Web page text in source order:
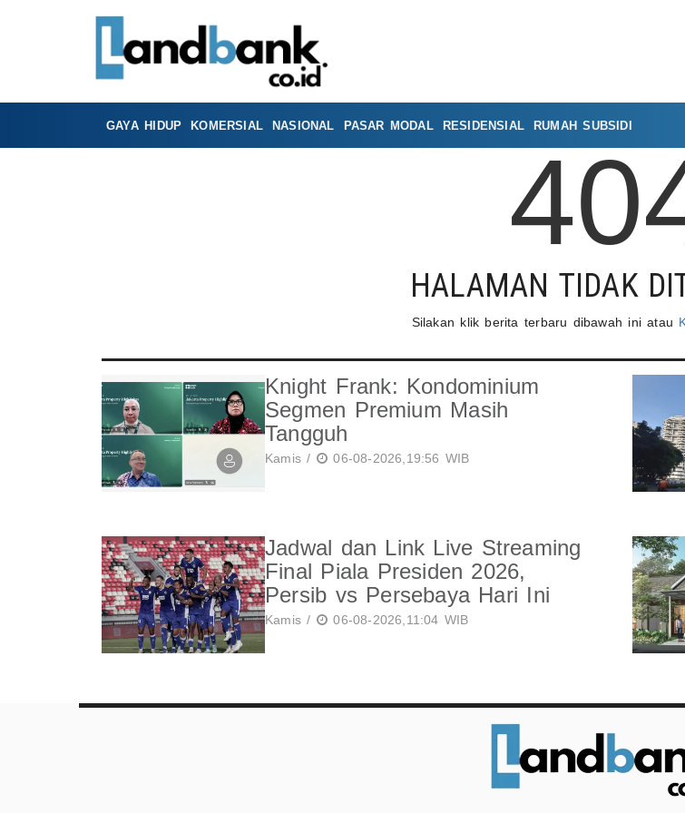
GAYA HIDUP KOMERSIAL NASIONAL PASAR MODAL RESIDENSIAL RUMAH SUBSIDI
HALAMAN TIDAK
Silakan klik berita terbaru dibawah ini atau
Knight Frank: Kondominium
Segmen Premium Masih
Tangguh
Kamis / 06-08-2026,19:56 WIB
Jadwal dan Link Live Streaming
Final Piala Presiden 2026,
Persib vs Persebaya Hari Ini
Kamis / 06-08-2026,11:04 WIB